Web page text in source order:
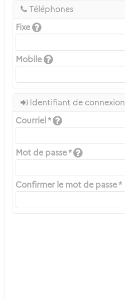
Téléphones
Fixe
Mobile
Identifiant de connexion
Courriel *
Mot de passe *
Confirmer le mot de passe *